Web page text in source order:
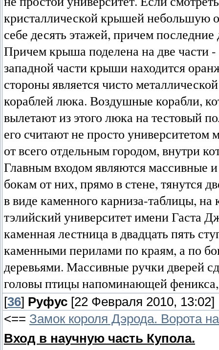
кристаллической крышей небольшую
себе десять этажей, причем
Причем крыша поделена на две части
западной части крыши находится
стороны является чисто
кораблей люка. Воздушные корабли,
вылетают из этого люка на тестовый
его считают не просто
от всего отдельным городом, внутри
Главным входом являются массивные
бокам от них, прямо в стене, тянутся
в виде каменного карниза-таблицы,
тэлийский университет имени Гаста
каменная лестница в двадцать пять
каменными перилами по краям, а по
деревьями. Массивные ручки дверей
головы птицы напоминающей
[36] Руфус [22 Февраля 2010, 13:02]
<== Замок короля Дэрода. Ворота
Вход в научную часть Купола.